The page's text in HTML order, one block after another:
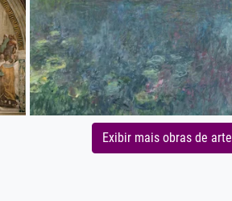
Exibir mais obras de arte